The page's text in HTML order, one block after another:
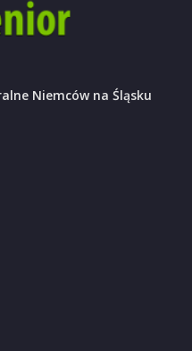
Niemców na Śląsku